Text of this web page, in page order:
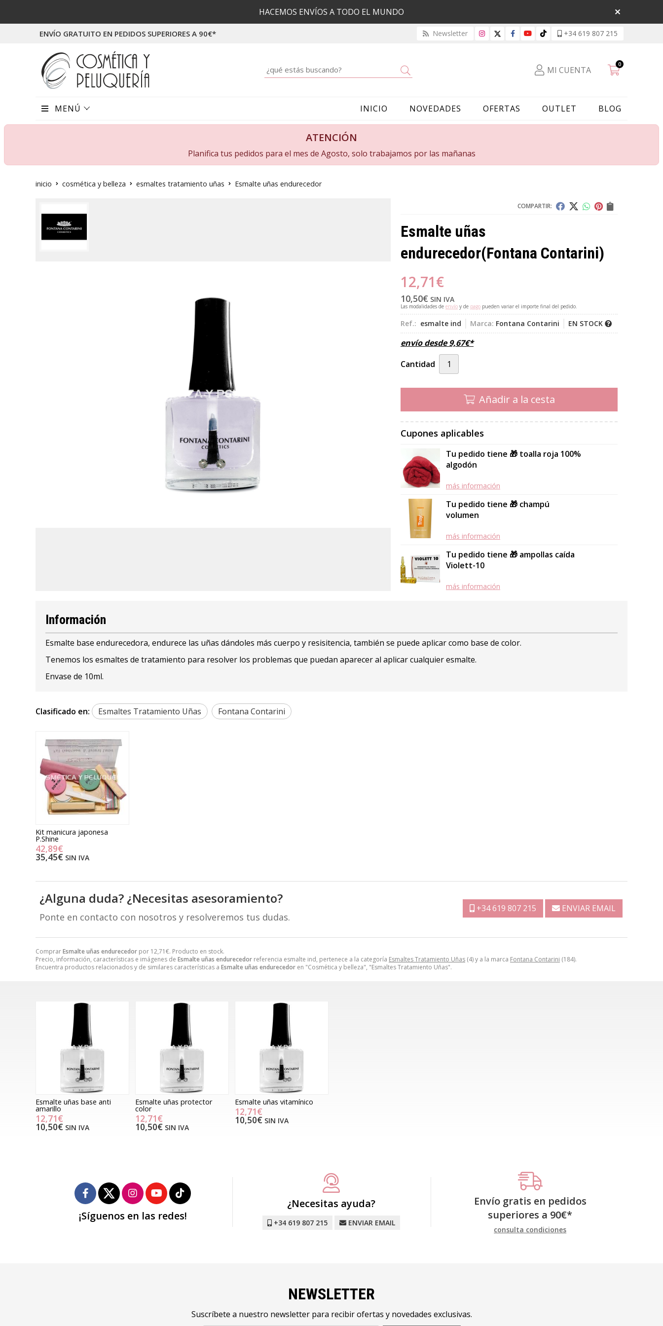
HACEMOS ENVÍOS A TODO EL MUNDO
ENVÍO GRATUITO EN PEDIDOS SUPERIORES A 90€* Newsletter +34 619 807 215
MI CUENTA
0
MENÚ INICIO NOVEDADES OFERTAS OUTLET BLOG
ATENCIÓN
Planifica tus pedidos para el mes de Agosto, solo trabajamos por las mañanas
inicio cosmética y belleza esmaltes tratamiento uñas Esmalte uñas endurecedor
COMPARTIR:
Esmalte uñas
endurecedor(Fontana Contarini)
12,71€
10,50€ SIN IVA
Las modalidades de envío y de pago pueden variar el importe final del pedido.
Ref.: esmalte ind Marca: Fontana Contarini EN STOCK
envío desde9,67€*
Cantidad
Añadir a la cesta
Cupones aplicables
Tu pedido tiene 🎁 toalla roja 100%
algodón
más información
Tu pedido tiene 🎁 champú
volumen
más información
Tu pedido tiene 🎁 ampollas caída
Violett-10
más información
ComprarEsmalte uñas endurecedor por 12,71€. Producto en stock.
Precio, información, características e imágenes de Esmalte uñas endurecedor referencia esmalte ind, pertenece a la categoría Esmaltes Tratamiento Uñas (4) y a la marca Fontana Contarini (184).
Encuentra productos relacionados y de similares características a Esmalte uñas endurecedor en "Cosmética y belleza", "Esmaltes Tratamiento Uñas".
Información
Esmalte base endurecedora, endurece las uñas dándoles más cuerpo y resisitencia, también se puede aplicar como base de color.
Tenemos los esmaltes de tratamiento para resolver los problemas que puedan aparecer al aplicar cualquier esmalte.
Envase de 10ml.
Clasificado en: Esmaltes Tratamiento Uñas Fontana Contarini
Kit manicura japonesa
P.Shine
42,89€
35,45€ SIN IVA
¿Alguna duda? ¿Necesitas asesoramiento?
Ponte en contacto con nosotros y resolveremos tus dudas.
+34 619 807 215 ENVIAR EMAIL
Esmalte uñas base anti
amarillo
12,71€
10,50€ SIN IVA
Esmalte uñas protector
color
12,71€
10,50€ SIN IVA
Esmalte uñas vitamínico
12,71€
10,50€ SIN IVA
¡Síguenos en las redes!
¿Necesitas ayuda?
+34 619 807 215 ENVIAR EMAIL
Envío gratis en pedidos
superiores a 90€*
consulta condiciones
NEWSLETTER
Suscríbete a nuestro newsletter para recibir ofertas y novedades exclusivas.